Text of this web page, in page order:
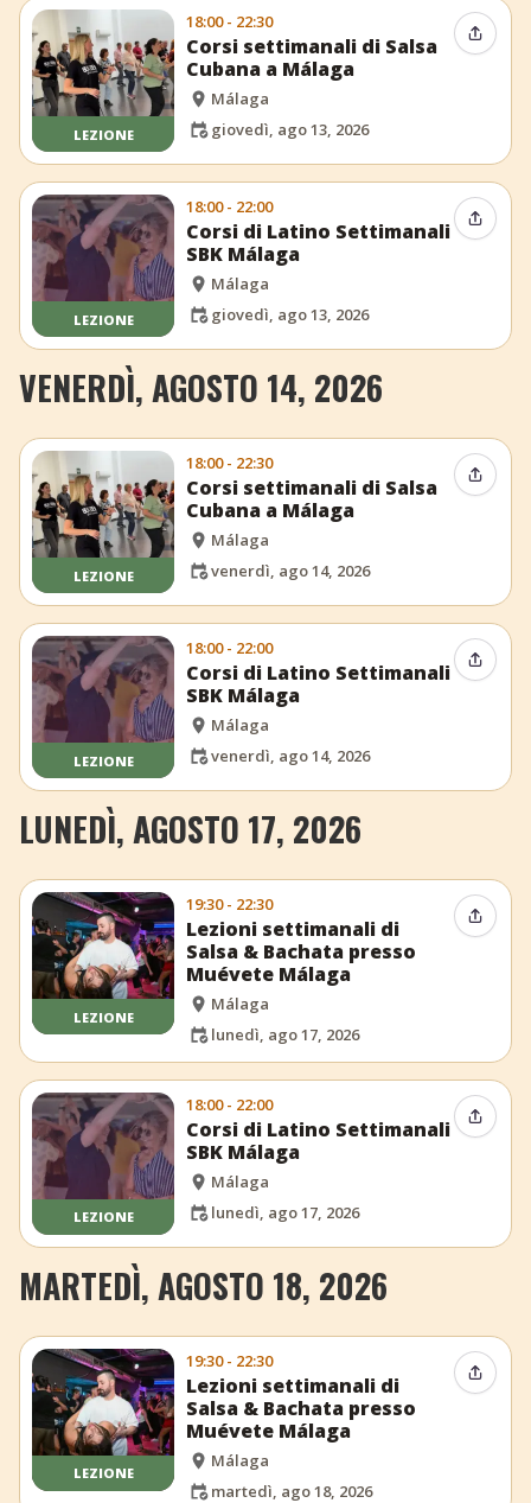
LEZIONE
18:00 - 22:30
Corsi settimanali di Salsa
Cubana a Málaga
Málaga
giovedì, ago 13, 2026
LEZIONE
18:00 - 22:00
Corsi di Latino Settimanali
SBK Málaga
Málaga
giovedì, ago 13, 2026
VENERDÌ, AGOSTO 14, 2026
LEZIONE
18:00 - 22:30
Corsi settimanali di Salsa
Cubana a Málaga
Málaga
venerdì, ago 14, 2026
LEZIONE
18:00 - 22:00
Corsi di Latino Settimanali
SBK Málaga
Málaga
venerdì, ago 14, 2026
LUNEDÌ, AGOSTO 17, 2026
LEZIONE
19:30 - 22:30
Lezioni settimanali di
Salsa & Bachata presso
Muévete Málaga
Málaga
lunedì, ago 17, 2026
LEZIONE
18:00 - 22:00
Corsi di Latino Settimanali
SBK Málaga
Málaga
lunedì, ago 17, 2026
MARTEDÌ, AGOSTO 18, 2026
LEZIONE
19:30 - 22:30
Lezioni settimanali di
Salsa & Bachata presso
Muévete Málaga
Málaga
martedì, ago 18, 2026